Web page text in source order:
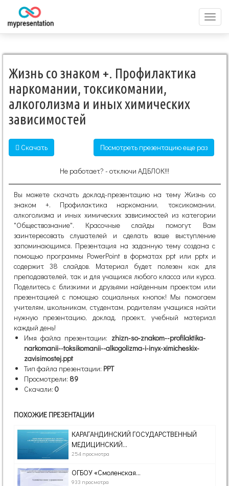
меню
Жизнь со знаком +. Профилактика
наркомании, токсикомании,
алкоголизма и иных химических
зависимостей
Скачать Посмотреть презентацию еще раз
Не работает? - отключи АДБЛОК!!!
Вы можете скачать доклад-презентацию на тему Жизнь со
знаком +. Профилактика наркомании, токсикомании,
алкоголизма и иных химических зависимостей из категории
"Обществознание". Красочные слайды помогут Вам
заинтересовать слушателей и сделать ваше выступление
запоминающимся. Презентация на заданную тему создана с
помощью программы PowerPoint в форматах ppt или pptx и
содержит 38 слайдов. Материал будет полезен как для
преподавателей, так и для учащихся любого класса или курса.
Поделитесь с близкими и друзьями найденным проектом или
презентацией с помощью социальных кнопок! Мы помогаем
учителям, школьникам, студентам, родителям учащихся найти
нужную презентацию, доклад, проект, учебный материал
каждый день!
Имя файла презентации: zhizn-so-znakom--profilaktika-
narkomanii--toksikomanii--alkogolizma-i-inyx-ximicheskix-
zavisimostej.ppt
Тип файла презентации: PPT
Просмотрели: 89
Скачали: 0
ПОХОЖИЕ ПРЕЗЕНТАЦИИ
КАРАГАНДИНСКИЙ ГОСУДАРСТВЕННЫЙ
МЕДИЦИНСКИЙ...
254 просмотра
ОГБОУ «Смоленская...
933 просмотра